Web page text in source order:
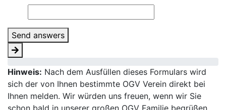
Send answers
Hinweis: Nach dem Ausfüllen dieses Formulars wird
sich der von Ihnen bestimmte OGV Verein direkt bei
Ihnen melden. Wir würden uns freuen, wenn wir Sie
schon bald in unserer großen OGV Familie begrüßen